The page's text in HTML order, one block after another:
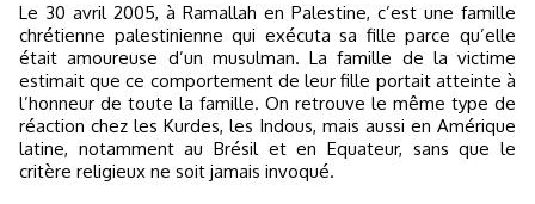
Le 30 avril 2005, à Ramallah en Palestine, c’est une famille
chrétienne palestinienne qui exécuta sa fille parce qu’elle
était amoureuse d’un musulman. La famille de la victime
estimait que ce comportement de leur fille portait atteinte à
l’honneur de toute la famille. On retrouve le même type de
réaction chez les Kurdes, les Indous, mais aussi en Amérique
latine, notamment au Brésil et en Equateur, sans que le
critère religieux ne soit jamais invoqué.